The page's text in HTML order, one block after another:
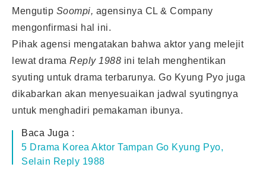
Mengutip Soompi, agensinya CL & Company
mengonfirmasi hal ini.
Pihak agensi mengatakan bahwa aktor yang melejit
lewat drama Reply 1988 ini telah menghentikan
syuting untuk drama terbarunya. Go Kyung Pyo juga
dikabarkan akan menyesuaikan jadwal syutingnya
untuk menghadiri pemakaman ibunya.
Baca Juga :
5 Drama Korea Aktor Tampan Go Kyung Pyo,
Selain Reply 1988